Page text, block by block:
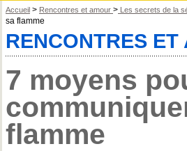
Accueil > Rencontres et amour > Les secrets de la
sa flamme
RENCONTRES ET
7 moyens
flamme